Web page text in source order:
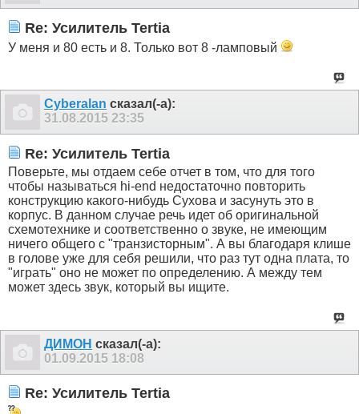
Re: Усилитель Tertia
У меня и 80 есть и 8. Только вот 8 -ламповый
Cyberalan сказал(-а):
31.08.2015 23:35
Re: Усилитель Tertia
Поверьте, мы отдаем себе отчет в том, что для того
чтобы называться hi-end недостаточно повторить
конструкцию какого-нибудь Сухова и засунуть это в
корпус. В данном случае речь идет об оригинальной
схемотехнике и соответственно о звуке, не имеющим
ничего общего с "транзисторным". А вы благодаря клише
в голове уже для себя решили, что раз тут одна плата, то
"играть" оно не может по определению. А между тем
может здесь звук, который вы ищите.
ДИМОН сказал(-а):
01.09.2015 18:08
Re: Усилитель Tertia